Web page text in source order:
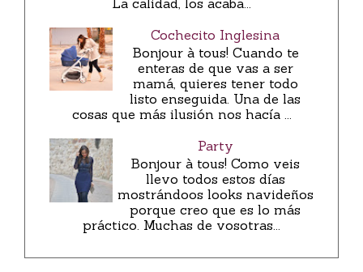
La calidad, los acaba...
Cochecito Inglesina
Bonjour à tous! Cuando te
enteras de que vas a ser
mamá, quieres tener todo
listo enseguida. Una de las
cosas que más ilusión nos hacía ...
Party
Bonjour à tous! Como veis
llevo todos estos días
mostrándoos looks navideños
porque creo que es lo más
práctico. Muchas de vosotras...